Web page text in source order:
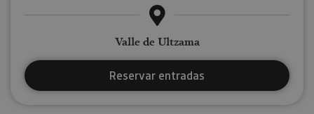
Valle de Ultzama
Reservar entradas